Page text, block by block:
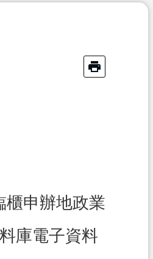
櫃申辦地政業
庫電子資料